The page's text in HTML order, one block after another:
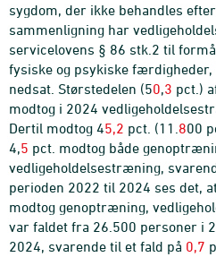
sygdom, der ikke behandles
sammenligning har
servicelovens § 86 stk.2 til
fysiske og psykiske
nedsat. Størstedelen (50,3 pct.)
modtog i 2024
Dertil modtog 45,2 pct. (11. 800
4,5 pct. modtog både
vedligeholdelsestræning,
perioden 2022 til 2024 ses det,
modtog genoptræning,
var faldet fra 26.500 personer i
2024, svarende til et fald på 0,7